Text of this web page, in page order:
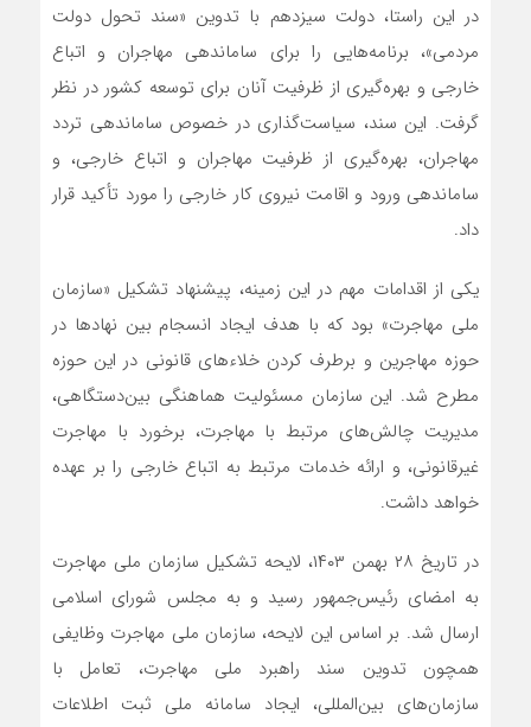
در این راستا، دولت سیزدهم با تدوین «سند تحول دولت
مردمی»، برنامه‌هایی را برای ساماندهی مهاجران و اتباع
خارجی و بهره‌گیری از ظرفیت آنان برای توسعه کشور در نظر
گرفت. این سند، سیاست‌گذاری در خصوص ساماندهی تردد
مهاجران، بهره‌گیری از ظرفیت مهاجران و اتباع خارجی، و
ساماندهی ورود و اقامت نیروی کار خارجی را مورد تأکید قرار
داد.
یکی از اقدامات مهم در این زمینه، پیشنهاد تشکیل «سازمان
ملی مهاجرت» بود که با هدف ایجاد انسجام بین نهادها در
حوزه مهاجرین و برطرف کردن خلاءهای قانونی در این حوزه
مطرح شد. این سازمان مسئولیت هماهنگی بین‌دستگاهی،
مدیریت چالش‌های مرتبط با مهاجرت، برخورد با مهاجرت
غیرقانونی، و ارائه خدمات مرتبط به اتباع خارجی را بر عهده
خواهد داشت.
در تاریخ ۲۸ بهمن ۱۴۰۳، لایحه تشکیل سازمان ملی مهاجرت
به امضای رئیس‌جمهور رسید و به مجلس شورای اسلامی
ارسال شد. بر اساس این لایحه، سازمان ملی مهاجرت وظایفی
همچون تدوین سند راهبرد ملی مهاجرت، تعامل با
سازمان‌های بین‌المللی، ایجاد سامانه ملی ثبت اطلاعات